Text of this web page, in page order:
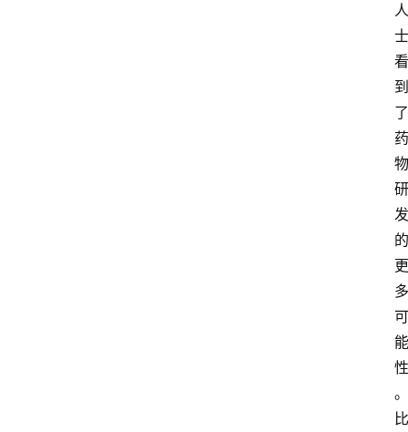
人
士
看
到
了
药
物
研
发
的
更
多
可
能
性
。
比